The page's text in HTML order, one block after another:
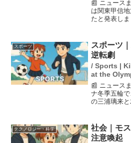
📰 ニュース
は関東甲信
たと発表し
えることが
受けること
スポーツ
スポーツ
逆転劇
/ Sports |
at the
📰 ニュース
ナ冬季五輪
の三浦璃来
ーで世界歴
し、合計23...
テクノロジー・科学
社会｜モ
注意喚起